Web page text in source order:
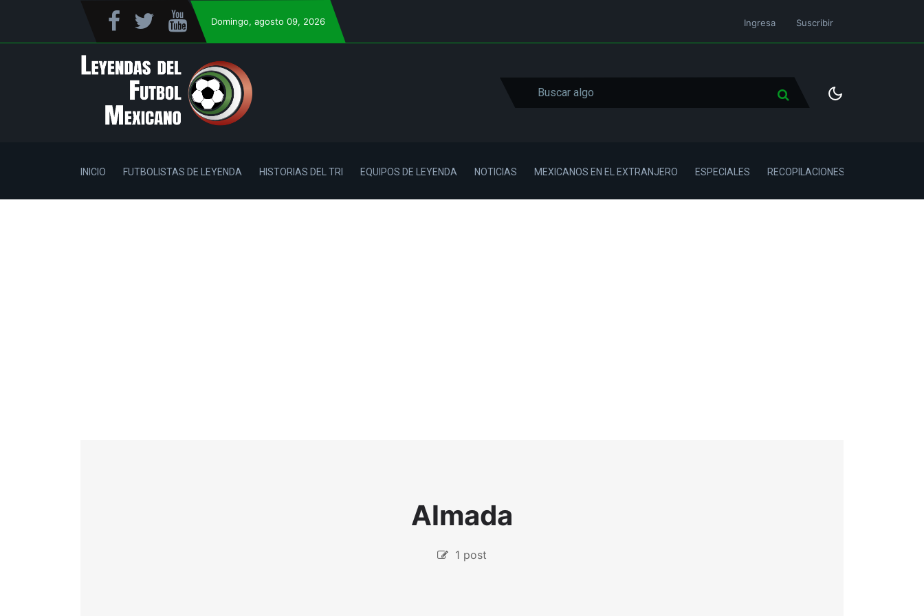
Domingo, agosto 09, 2026 Ingresa Suscribir
INICIO FUTBOLISTAS DE LEYENDA HISTORIAS DEL TRI EQUIPOS DE LEYENDA NOTICIAS MEXICANOS EN EL EXTRANJERO ESPECIALES RECOPILACIONES
Almada
1 post